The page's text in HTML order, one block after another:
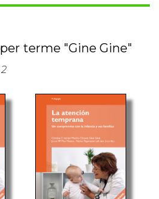
terme "Gine Gine"